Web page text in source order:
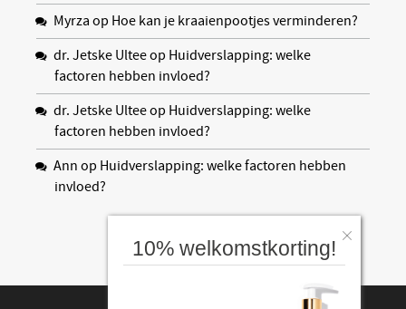
Myrza op Hoe kan je kraaienpootjes verminderen?
dr. Jetske Ulteeop Huidverslapping: welke
factoren hebben invloed?
dr. Jetske Ulteeop Huidverslapping: welke
factoren hebben invloed?
Ann op Huidverslapping: welke factoren hebben
invloed?
10% welkomstkorting!